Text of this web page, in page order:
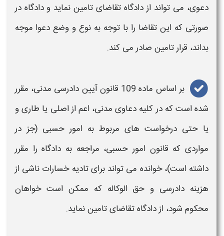
دعوی، می تواند از دادگاه تقاضای تامین نماید و دادگاه در
صورتی که این تقاضا را با توجه به نوع و وضع دعوا موجه
بداند، قرار تامین صادر می کند.
بر اساس ماده 109 قانون آیین دادرسی مدنی، مقرر
شده است که در کلیه دعاوی مدنی، اعم از اصلی یا طاری و
یا حتی درخواست های مربوط به امور حسبی (جز در
مواردی که قانون امور حسبی، مراجعه به دادگاه را مقرر
داشته است)، خوانده می تواند برای تادیه خسارات ناشی از
هزینه دادرسی و حق الوکاله که ممکن است خواهان
محکوم شود، از دادگاهتقاضای تامیننماید.